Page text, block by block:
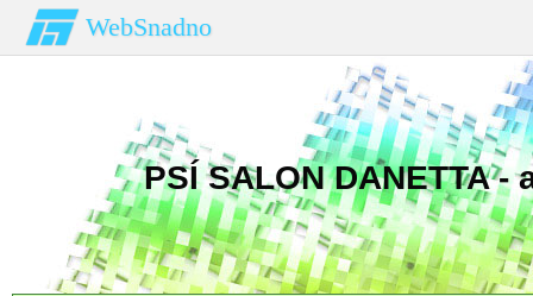
WebSnadno
PSÍ SALON DANETTA -